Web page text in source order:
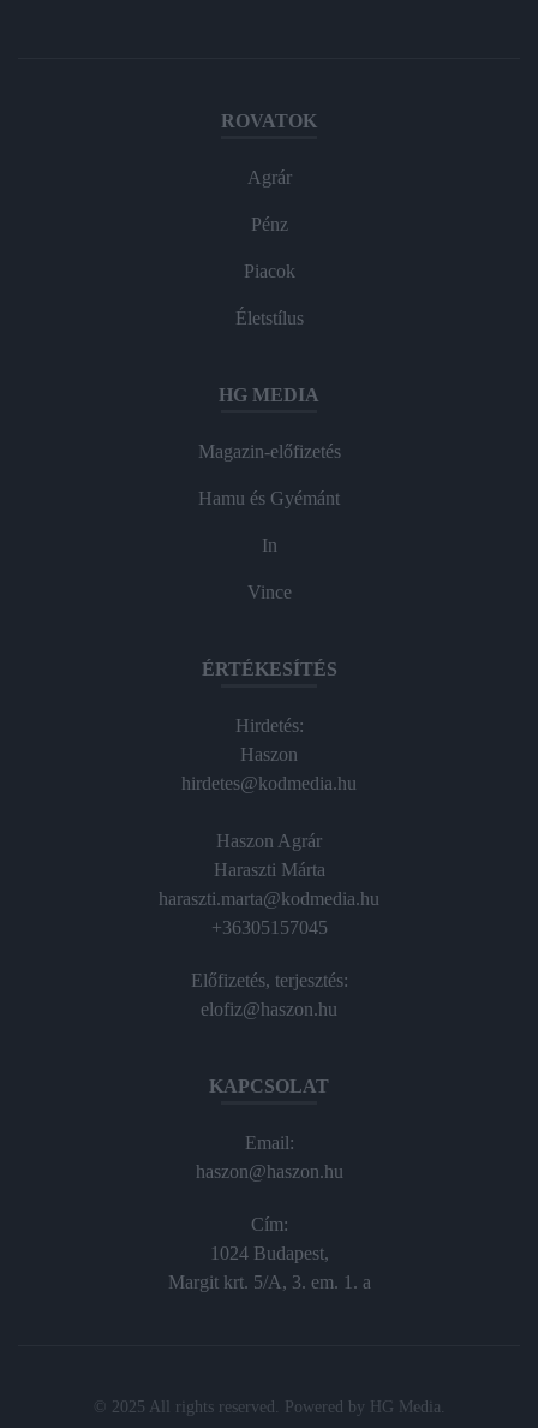
ROVATOK
Agrár
Pénz
Piacok
Életstílus
HG MEDIA
Magazin-előfizetés
Hamu és Gyémánt
In
Vince
ÉRTÉKESÍTÉS
Hirdetés:
Haszon
hirdetes@kodmedia.hu
Haszon Agrár
Haraszti Márta
haraszti.marta@kodmedia.hu
+36305157045
Előfizetés, terjesztés:
elofiz@haszon.hu
KAPCSOLAT
Email:
haszon@haszon.hu
Cím:
1024 Budapest,
Margit krt. 5/A, 3. em. 1. a
© 2025 All rights reserved. Powered by HG Media